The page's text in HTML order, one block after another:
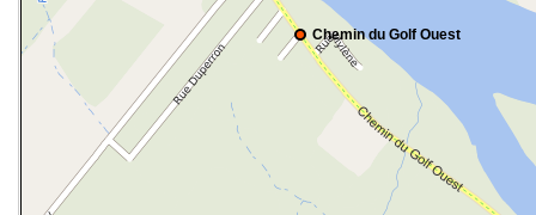
Chemin du Golf Ouest